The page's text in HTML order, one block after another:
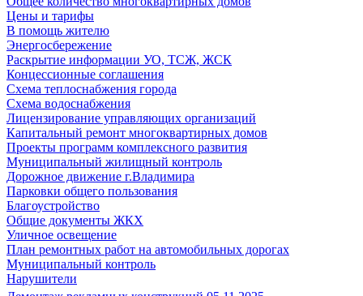
Цены и тарифы
В помощь жителю
Энергосбережение
Раскрытие информации УО, ТСЖ, ЖСК
Концессионные соглашения
Схема теплоснабжения города
Схема водоснабжения
Лицензирование управляющих организаций
Капитальный ремонт многоквартирных домов
Проекты программ комплексного развития
Муниципальный жилищный контроль
Дорожное движение г.Владимира
Парковки общего пользования
Благоустройство
Общие документы ЖКХ
Уличное освещение
План ремонтных работ на автомобильных дорогах
Муниципальный контроль
Нарушители